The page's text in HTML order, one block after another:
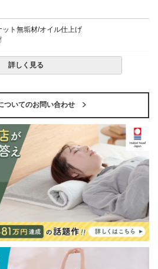
ット無垢材/オイル仕上げ
は組み立て式です。
ームのみの金額です。
縄・離島等一部地域へのお届けは別途送料
場合がございます。また発送予定も変更にな
ます。
詳しく見る
ついてのお問い合わせ